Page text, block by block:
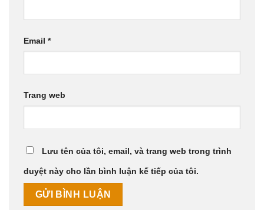
Email *
Trang web
Lưu tên của tôi, email, và trang web trong trình
duyệt này cho lần bình luận kế tiếp của tôi.